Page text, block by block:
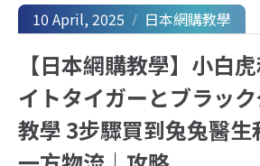
新手上路
聯絡我們
10 April, 2025
日本網購教學
【日本網購教學】小白
イトタイガーとブラッ
教學 3步驟買到兔兔醫生